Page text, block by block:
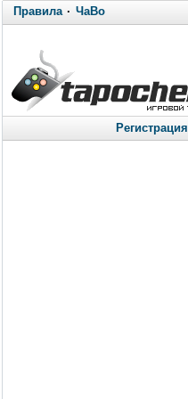
Правила· ЧаВо
Регистрация